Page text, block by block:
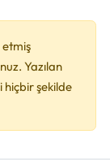
Yazılan
şekilde